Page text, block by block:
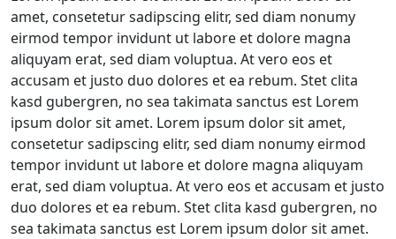
amet, consetetur sadipscing elitr, sed diam nonumy
eirmod tempor invidunt ut labore et dolore magna
aliquyam erat, sed diam voluptua. At vero eos et
accusam et justo duo dolores et ea rebum. Stet clita
kasd gubergren, no sea takimata sanctus est Lorem
ipsum dolor sit amet. Lorem ipsum dolor sit amet,
consetetur sadipscing elitr, sed diam nonumy eirmod
tempor invidunt ut labore et dolore magna aliquyam
erat, sed diam voluptua. At vero eos et accusam et justo
duo dolores et ea rebum. Stet clita kasd gubergren, no
sea takimata sanctus est Lorem ipsum dolor sit amet.